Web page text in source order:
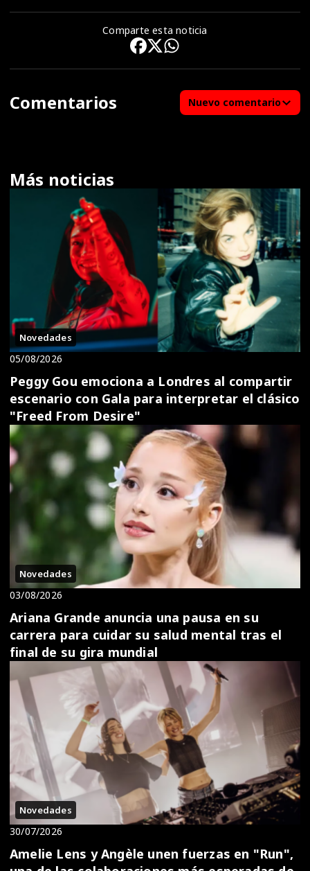
Comparte esta noticia
Comentarios Nuevo comentario
Más noticias
Novedades
05/08/2026
Peggy Gou emociona a Londres al compartir
escenario con Gala para interpretar el clásico
"Freed From Desire"
Novedades
03/08/2026
Ariana Grande anuncia una pausa en su
carrera para cuidar su salud mental tras el
final de su gira mundial
Novedades
30/07/2026
Amelie Lens y Angèle unen fuerzas en "Run",